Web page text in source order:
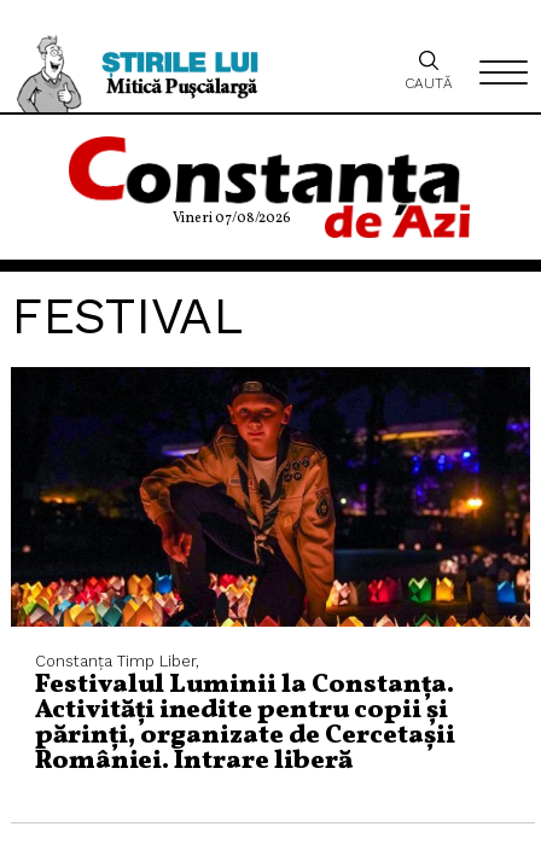
Vineri 07/08/2026
CAUTĂ
FESTIVAL
Constanța Timp Liber,
Festivalul Luminii la Constanța.
Activități inedite pentru copii și
părinți, organizate de Cercetașii
României. Intrare liberă